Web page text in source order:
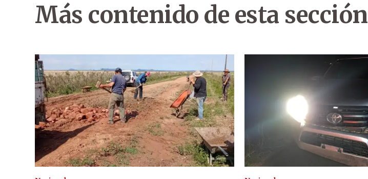
Más contenido de esta sección